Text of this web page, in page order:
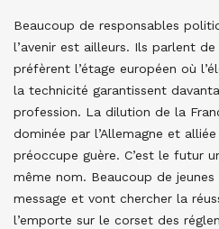
Beaucoup de responsables
l’avenir est ailleurs. Ils parlent
préfèrent l’étage européen où
la technicité garantissent
profession. La dilution de la
dominée par l’Allemagne et
préoccupe guère. C’est le futur
même nom. Beaucoup de
message et vont chercher la
l’emporte sur le corset des